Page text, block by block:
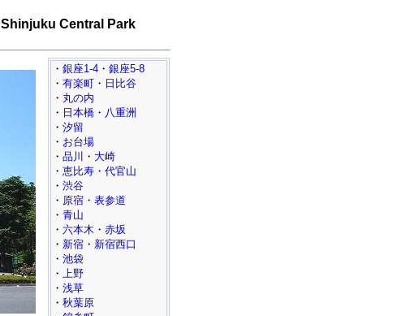
Shinjuku Central Park
・ 銀座1-4 ・ 銀座5-8
・ 有楽町 ・ 日比谷
・ 丸の内
・ 日本橋 ・ 八重洲
・ 汐留
・ お台場
・ 品川 ・ 大崎
・ 恵比寿・代官山
・ 渋谷
・ 原宿・表参道
・ 青山
・ 六本木 ・ 赤坂
・ 新宿 ・ 新宿西口
・ 池袋
・ 上野
・ 浅草
・ 秋葉原